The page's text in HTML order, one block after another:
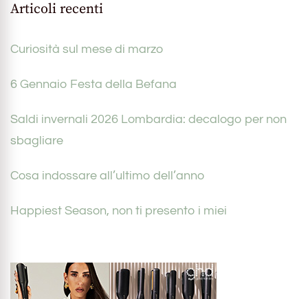
Articoli recenti
Curiosità sul mese di marzo
6 Gennaio Festa della Befana
Saldi invernali 2026 Lombardia: decalogo per non
sbagliare
Cosa indossare all’ultimo dell’anno
Happiest Season, non ti presento i miei